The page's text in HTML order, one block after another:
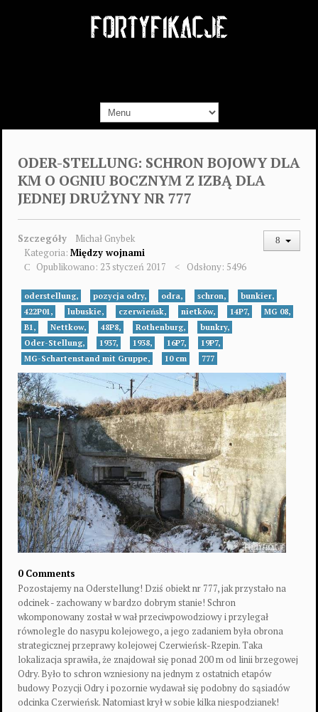
ODER-STELLUNG: SCHRON BOJOWY DLA
KM O OGNIU BOCZNYM Z IZBĄ DLA
JEDNEJ DRUŻYNY NR 777
Szczegóły
Michał Gnybek
Kategoria: Między wojnami
Opublikowano: 23 styczeń 2017
Odsłony: 5496
oderstellung, pozycja odry, odra, schron,
bunkier,
422P01,
lubuskie, czerwieńsk, nietków, 14P7,
MG 08,
B1,
Nettkow, 48P8, Rothenburg,
bunkry,
Oder-Stellung,
1937, 1938, 16P7,
19P7,
MG-Schartenstand mit Gruppe,
10 cm 777
0 Comments
Pozostajemy na Oderstellung! Dziś obiekt nr 777, jak przystało na
odcinek - zachowany w bardzo dobrym stanie! Schron
wkomponowany został w wał przeciwpowodziowy i przylegał
równolegle do nasypu kolejowego, a jego zadaniem była obrona
strategicznej przeprawy kolejowej Czerwieńsk-Rzepin. Taka
lokalizacja sprawiła, że znajdował się ponad 200 m od linii brzegowej
Odry. Było to schron wzniesiony na jednym z ostatnich etapów
budowy Pozycji Odry i pozornie wydawał się podobny do sąsiadów
odcinka Czerwieńsk. Natomiast krył w sobie kilka niespodzianek!